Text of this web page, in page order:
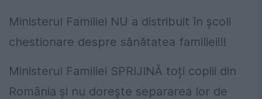
Ministerul Familiei NU a distribuit în școli
chestionare despre sănătatea familiei!!!
Ministerul Familiei SPRIJINĂ toți copiii din
România și nu dorește separarea lor de